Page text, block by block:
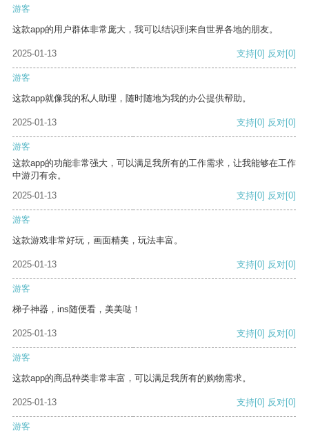
游客
这款app的用户群体非常庞大，我可以结识到来自世界各地的朋友。
2025-01-13 支持[0] 反对[0]
游客
这款app就像我的私人助理，随时随地为我的办公提供帮助。
2025-01-13 支持[0] 反对[0]
游客
这款app的功能非常强大，可以满足我所有的工作需求，让我能够在工作
中游刃有余。
2025-01-13
支持[0] 反对[0]
游客
这款游戏非常好玩，画面精美，玩法丰富。
2025-01-13 支持[0] 反对[0]
游客
梯子神器，ins随便看，美美哒！
2025-01-13 支持[0] 反对[0]
游客
这款app的商品种类非常丰富，可以满足我所有的购物需求。
2025-01-13 支持[0] 反对[0]
游客